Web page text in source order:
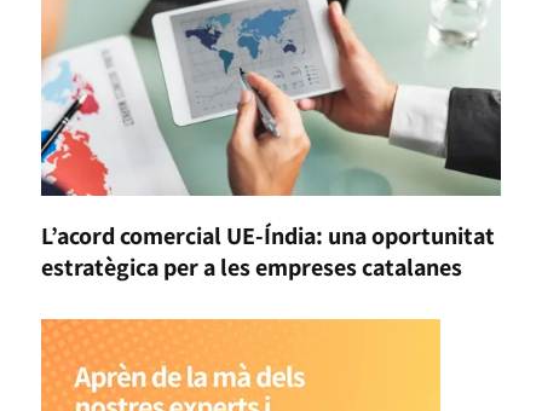
L’acord comercial UE-Índia: una oportunitat
estratègica per a les empreses catalanes